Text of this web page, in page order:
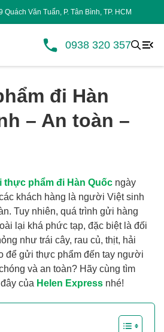
Quách Văn Tuấn, P. Tân Bình, TP. HCM
0938 320 357
đi Hàn
– An toàn –
thực phẩm đi Hàn Quốc ngày
khách hàng là người Việt sinh
Tuy nhiên, quá trình gửi hàng
lại khá phức tạp, đặc biệt là đối
như trái cây, rau củ, thịt, hải
để gửi thực phẩm đến tay người
và an toàn? Hãy cùng tìm
của Helen Express nhé!